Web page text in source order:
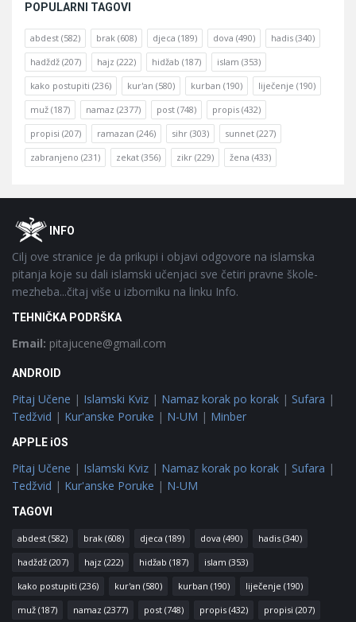
POPULARNI TAGOVI
abdest (582) brak (608) djeca (189) dova (490) hadis (340)
hadždž (207) hajz (222) hidžab (187) islam (353)
kako postupiti (236) kur'an (580) kurban (190) liječenje (190)
muž (187) namaz (2377) post (748) propis (432)
propisi (207) ramazan (246) sihr (303) sunnet (227)
zabranjeno (231) zekat (356) zikr (229) žena (433)
FooterOINFO
Cilj ove stranice je da prikupi i objavi odgovore na islamska
pitanja koje su dali islamski učenjaci sve četiri pravne škole-
mezheba...čitaj više u izborniku na linku Info.
TEHNIČKA PODRŠKA
Email: pitajucene@gmail.com
ANDROID
Pitaj Učene | Islamski Kviz | Namaz korak po korak | Sufara |
Tedžvid | Kur'anske Poruke | N-UM | Minber
APPLE iOS
Pitaj Učene | Islamski Kviz | Namaz korak po korak | Sufara |
Tedžvid | Kur'anske Poruke | N-UM
TAGOVI
abdest (582) brak (608) djeca (189) dova (490) hadis (340)
hadždž (207) hajz (222) hidžab (187) islam (353)
kako postupiti (236) kur'an (580) kurban (190) liječenje (190)
muž (187) namaz (2377) post (748) propis (432) propisi (207)